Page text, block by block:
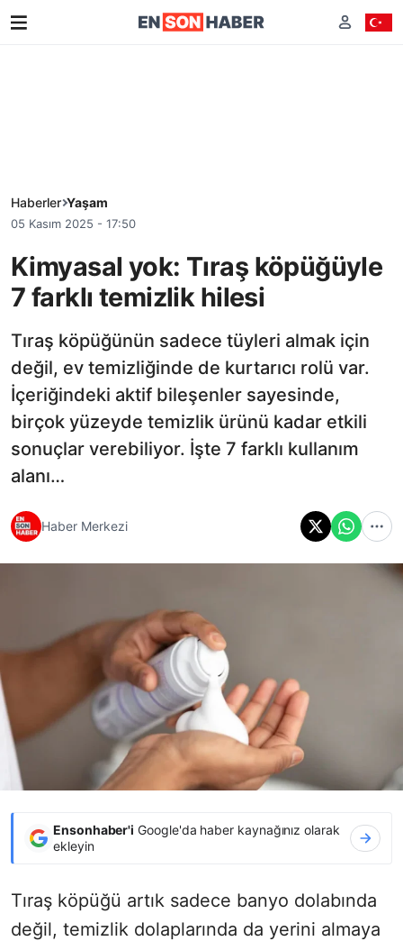
Haberler Yaşam
05 Kasım 2025 - 17:50
Kimyasal yok: Tıraş köpüğüyle
7 farklı temizlik hilesi
Tıraş köpüğünün sadece tüyleri almak için
değil, ev temizliğinde de kurtarıcı rolü var.
İçeriğindeki aktif bileşenler sayesinde,
birçok yüzeyde temizlik ürünü kadar etkili
sonuçlar verebiliyor. İşte 7 farklı kullanım
alanı…
Haber Merkezi
Ensonhaber'i Google'da haber kaynağınız olarak
ekleyin
Tıraş köpüğü artık sadece banyo dolabında
değil, temizlik dolaplarında da yerini almaya